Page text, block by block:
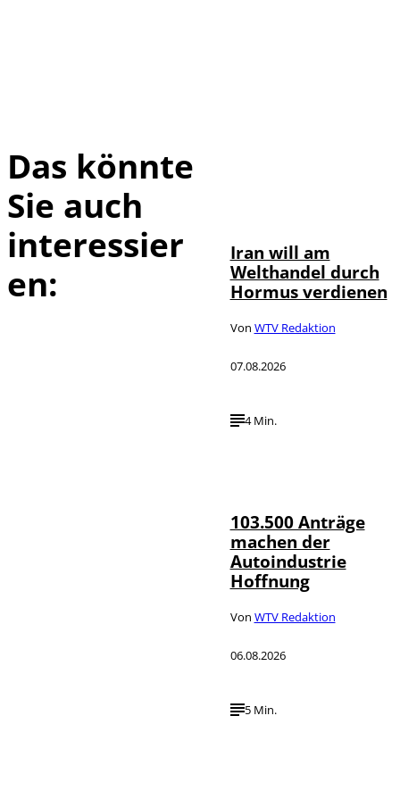
Das könnte
Sie auch
interessier
en:
Iran will am
Welthandel durch
Hormus verdienen
Von WTV Redaktion
07.08.2026
4 Min.
103.500 Anträge
machen der
Autoindustrie
Hoffnung
Von WTV Redaktion
06.08.2026
5 Min.